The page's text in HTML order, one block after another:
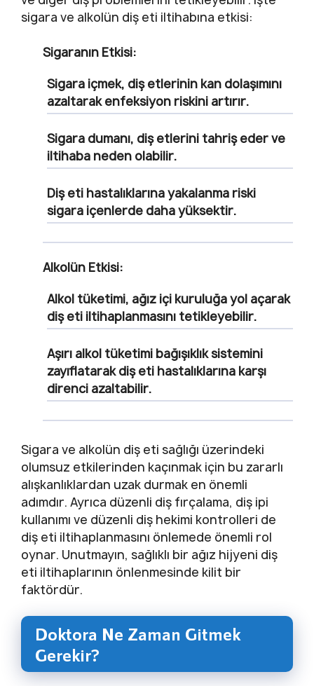
sigara ve alkolün diş eti iltihabına etkisi:
Sigaranın Etkisi:
Sigara içmek, diş etlerinin kan dolaşımını
azaltarak enfeksiyon riskini artırır.
Sigara dumanı, diş etlerini tahriş eder ve
iltihaba neden olabilir.
Diş eti hastalıklarına yakalanma riski
sigara içenlerde daha yüksektir.
Alkolün Etkisi:
Alkol tüketimi, ağız içi kuruluğa yol açarak
diş eti iltihaplanmasını tetikleyebilir.
Aşırı alkol tüketimi bağışıklık sistemini
zayıflatarak diş eti hastalıklarına karşı
direnci azaltabilir.
Sigara ve alkolün diş eti sağlığı üzerindeki
olumsuz etkilerinden kaçınmak için bu zararlı
alışkanlıklardan uzak durmak en önemli
adımdır. Ayrıca düzenli diş fırçalama, diş ipi
kullanımı ve düzenli diş hekimi kontrolleri de
diş eti iltihaplanmasını önlemede önemli rol
oynar. Unutmayın, sağlıklı bir ağız hijyeni diş
eti iltihaplarının önlenmesinde kilit bir
faktördür.
Doktora Ne Zaman Gitmek
Gerekir?